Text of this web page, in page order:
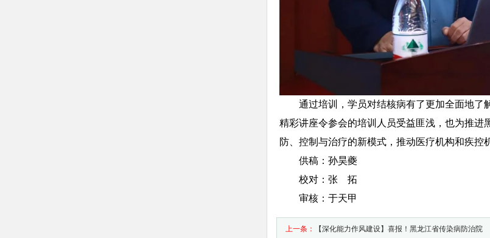
通过培训，学员对结核病有了更加全面地了
精彩讲座令参会的培训人员受益匪浅，也为推
防、控制与治疗的新模式，推动医疗机构和疾控
供稿：孙昊夔
校对：张 拓
审核：于天甲
上一条： 【深化能力作风建设】喜报！黑龙江省传染病防治院